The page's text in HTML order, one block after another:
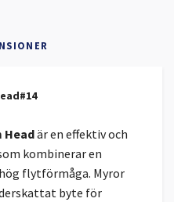
Headär en effektiv och
kombinerar en
flytförmåga. Myror
byte för